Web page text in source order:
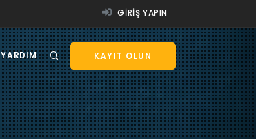
GIRIŞ YAPIN
KAYIT OLUN
YARDIM